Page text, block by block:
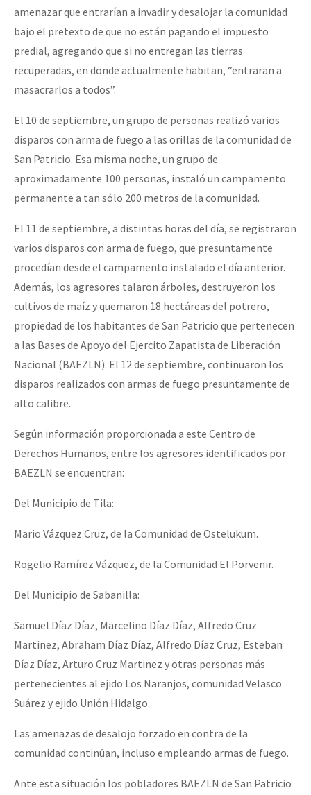
amenazar que entrarían a invadir y desalojar la comunidad
bajo el pretexto de que no están pagando el impuesto
predial, agregando que si no entregan las tierras
recuperadas, en donde actualmente habitan, “entraran a
masacrarlos a todos”.
El 10 de septiembre, un grupo de personas realizó varios
disparos con arma de fuego a las orillas de la comunidad de
San Patricio. Esa misma noche, un grupo de
aproximadamente 100 personas, instaló un campamento
permanente a tan sólo 200 metros de la comunidad.
El 11 de septiembre, a distintas horas del día, se registraron
varios disparos con arma de fuego, que presuntamente
procedían desde el campamento instalado el día anterior.
Además, los agresores talaron árboles, destruyeron los
cultivos de maíz y quemaron 18 hectáreas del potrero,
propiedad de los habitantes de San Patricio que pertenecen
a las Bases de Apoyo del Ejercito Zapatista de Liberación
Nacional (BAEZLN). El 12 de septiembre, continuaron los
disparos realizados con armas de fuego presuntamente de
alto calibre.
Según información proporcionada a este Centro de
Derechos Humanos, entre los agresores identificados por
BAEZLN se encuentran:
Del Municipio de Tila:
Mario Vázquez Cruz, de la Comunidad de Ostelukum.
Rogelio Ramírez Vázquez, de la Comunidad El Porvenir.
Del Municipio de Sabanilla:
Samuel Díaz Díaz, Marcelino Díaz Díaz, Alfredo Cruz
Martinez, Abraham Díaz Díaz, Alfredo Díaz Cruz, Esteban
Díaz Díaz, Arturo Cruz Martinez y otras personas más
pertenecientes al ejido Los Naranjos, comunidad Velasco
Suárez y ejido Unión Hidalgo.
Las amenazas de desalojo forzado en contra de la
comunidad continúan, incluso empleando armas de fuego.
Ante esta situación los pobladores BAEZLN de San Patricio